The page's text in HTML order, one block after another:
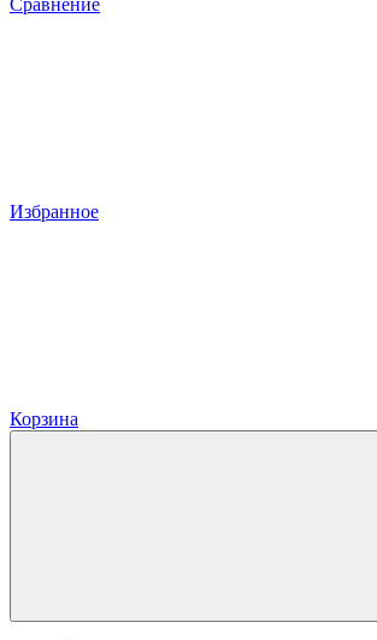
Сравнение
Избранное
Корзина